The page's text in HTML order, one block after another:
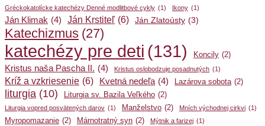
Gréckokatolícke katechézy Denné modlitbové cykly (1) Ikony (1)
Ján Klimak (4) Ján Krstiteľ (6) Ján Zlatoústy (3)
Katechizmus (27)
katechézy pre deti (131) Koncily (2)
Kristus naša Pascha II. (4) Kristus oslobodzuje posadnutých (1)
Kríž a vzkriesenie (6) Kvetná nedeľa (4) Lazárova sobota (2)
liturgia (10) Liturgia sv. Bazila Veľkého (2)
Liturgia vopred posvätených darov (1) Manželstvo (2) Mních východnej cirkvi (1)
Myropomazanie (2) Márnotratný syn (2) Mýtnik a farizej (1)